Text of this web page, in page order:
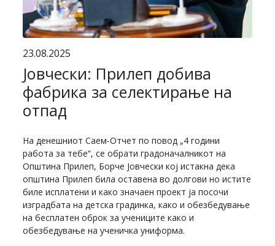
23.08.2025
Јовчески: Прилеп добива
фабрика за селектирање на
отпад
На денешниот Саем-Отчет по повод „4 години
работа за тебе“, се обрати градоначалникот на
Општина Прилеп, Борче Јовчески кој истакна дека
општина Прилеп била оставена во долгови но истите
биле исплатени и како значаен проект ја посочи
изградбата на детска градинка, како и обезбедување
на бесплатен оброк за учениците како и
обезбедување на ученичка униформа.